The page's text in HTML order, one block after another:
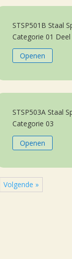
STSP501B Staal
Categorie 01 Deel
Openen
STSP503A Staal
Categorie 03
Openen
Volgende »